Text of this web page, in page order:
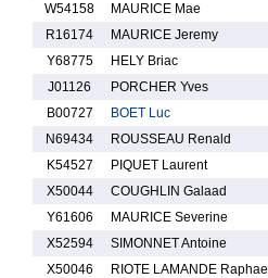
W54158
MAURICE Mae
R16174
MAURICE Jeremy
Y68775
HELY Briac
J01126
PORCHER Yves
B00727
BOET Luc
N69434
ROUSSEAU Renald
K54527
PIQUET Laurent
X50044
COUGHLIN Galaad
Y61606
MAURICE Severine
X52594
SIMONNET Antoine
X50046
RIOTE LAMANDE Raphael